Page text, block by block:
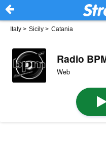
Italy > Sicily > Catania
Radio
Web